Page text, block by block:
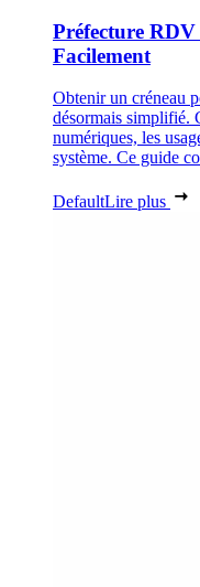
Préfecture
Facilement
Obtenir un créneau
désormais simplifié.
numériques, les
système. Ce guide
DefaultLire plus